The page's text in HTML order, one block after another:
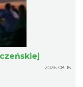
2026-08-15